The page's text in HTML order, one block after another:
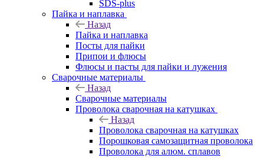
SDS-plus
Пайка и наплавка
Назад
Пайка и наплавка
Посты для пайки
Припои и флюсы
Флюсы и пасты для пайки и лужения
Сварочные материалы
Назад
Сварочные материалы
Проволока сварочная на катушках
Назад
Проволока сварочная на катушках
Порошковая самозащитная проволока
Проволока для алюм. сплавов